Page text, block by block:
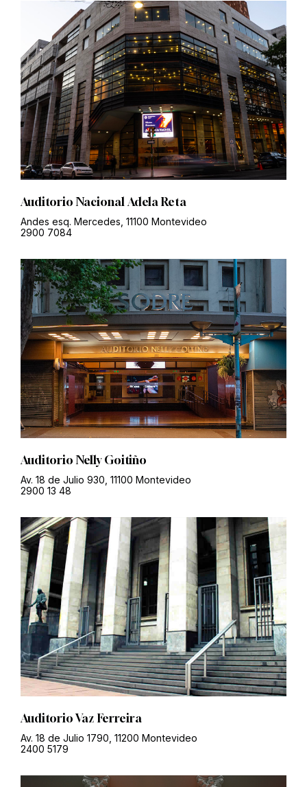
Auditorio Nacional Adela Reta
Andes esq. Mercedes, 11100 Montevideo
2900 7084
Auditorio Nelly Goitiño
Av. 18 de Julio 930, 11100 Montevideo
2900 13 48
Auditorio Vaz Ferreira
Av. 18 de Julio 1790, 11200 Montevideo
2400 5179